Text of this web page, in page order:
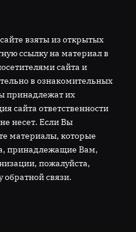
взяты из открытых
ссылку на материал в
сайта и
в ознакомительных
принадлежат их
сайта ответственности
несет. Если Вы
материалы, которые
принадлежащие Вам,
пожалуйста,
связи.